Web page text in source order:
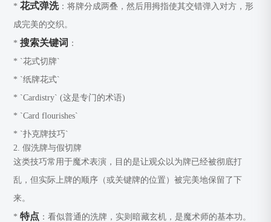
*花式弹洗：将牌分成两叠，然后用拇指使其交错弹入对方，形
成完美的交织。
*搜索关键词 ：
* `花式切牌`
* `纸牌花式`
* `Cardistry` (这是专门的术语)
* `Card flourishes`
* `扑克牌技巧`
2. 假洗牌与假切牌
这类技巧常用于魔术表演，目的是让观众以为牌已经被彻底打
乱，但实际上牌的顺序（或关键牌的位置）被完美地保留了下
来。
*特点 ：看似普通的洗牌，实则暗藏玄机，是魔术师的基本功。